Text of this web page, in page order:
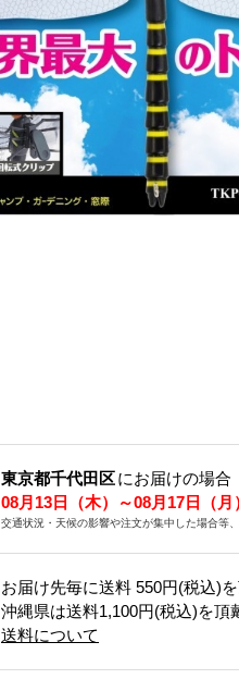
東京都千代田区にお届けの場合
08月13日（木）～08月17日（月
交通状況・天候の影響や注文が集中した場合等
お届け先毎に送料 550円(税込)
沖縄県は送料1,100円(税込)を頂
送料について